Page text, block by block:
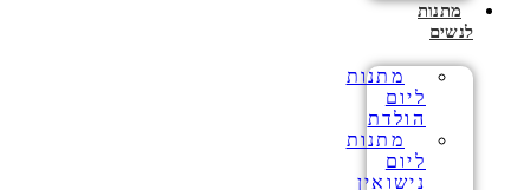
מתנות
לנשים
מתנות
ליום
הולדת
מתנות
ליום
נישואין